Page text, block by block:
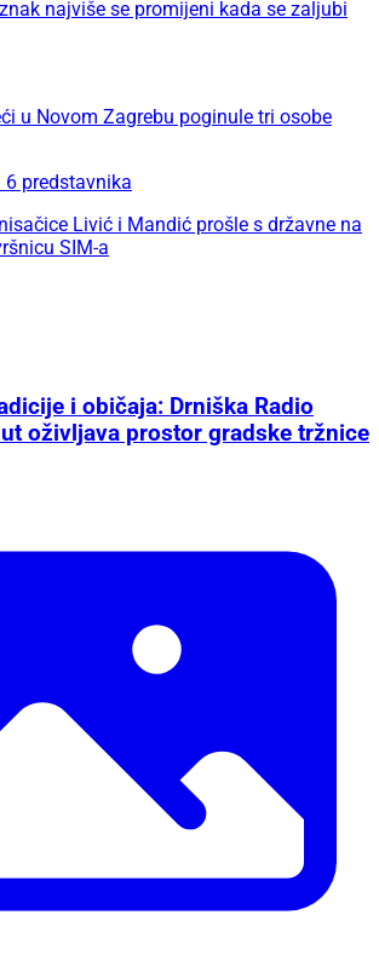
najviše se promijeni kada se zaljubi
u Novom Zagrebu poginule tri osobe
6 predstavnika
Livić i Mandić prošle s državne na
SIM-a
i običaja: Drniška Radio
oživljava prostor gradske tržnice